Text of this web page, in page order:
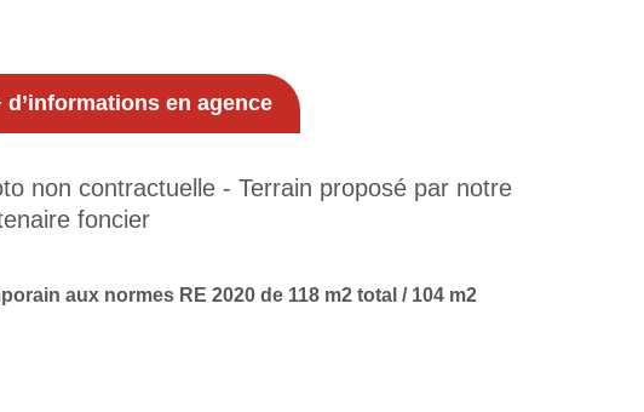
d’informations en agence
non contractuelle - Terrain proposé par notre
foncier
aux normes RE 2020 de 118 m2 total / 104 m2